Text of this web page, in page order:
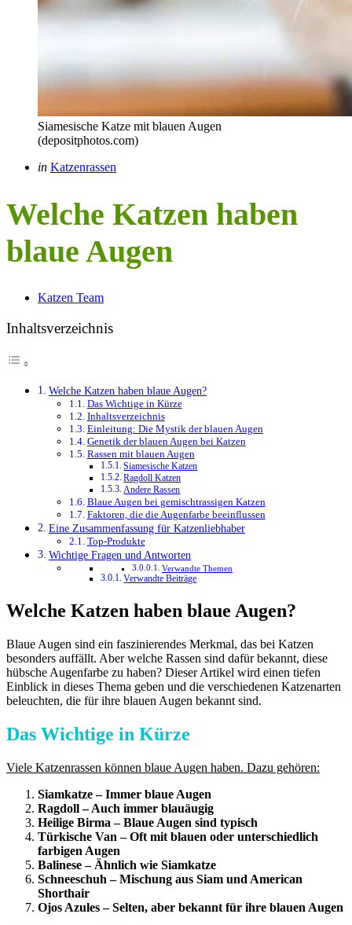
Siamesische Katze mit blauen Augen
(depositphotos.com)
Categories
Posted
in Katzenrassen
Welche Katzen haben
blaue Augen
Posted
Katzen Team
Inhaltsverzeichnis
Welche Katzen haben blaue Augen?
Das Wichtige in Kürze
Inhaltsverzeichnis
Einleitung: Die Mystik der blauen Augen
Genetik der blauen Augen bei Katzen
Rassen mit blauen Augen
Siamesische Katzen
Ragdoll Katzen
Andere Rassen
Blaue Augen bei gemischtrassigen Katzen
Faktoren, die die Augenfarbe beeinflussen
Eine Zusammenfassung für Katzenliebhaber
Top-Produkte
Wichtige Fragen und Antworten
Verwandte Themen
Verwandte Beiträge
Welche Katzen haben blaue Augen?
Blaue Augen sind ein faszinierendes Merkmal, das bei Katzen
besonders auffällt. Aber welche Rassen sind dafür bekannt, diese
hübsche Augenfarbe zu haben? Dieser Artikel wird einen tiefen
Einblick in dieses Thema geben und die verschiedenen Katzenarten
beleuchten, die für ihre blauen Augen bekannt sind.
Das Wichtige in Kürze
Viele Katzenrassen können blaue Augen haben. Dazu gehören:
Siamkatze – Immer blaue Augen
Ragdoll – Auch immer blauäugig
Heilige Birma – Blaue Augen sind typisch
Türkische Van – Oft mit blauen oder unterschiedlich
farbigen Augen
Balinese – Ähnlich wie Siamkatze
Schneeschuh – Mischung aus Siam und American
Shorthair
Ojos Azules – Selten, aber bekannt für ihre blauen Augen